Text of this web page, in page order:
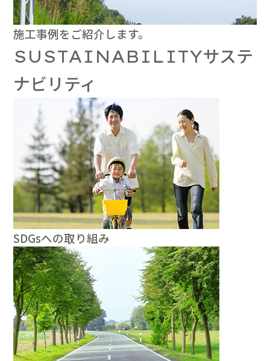
施工事例をご紹介します。
SUSTAINABILITYサステ
ナビリティ
SDGsへの取り組み